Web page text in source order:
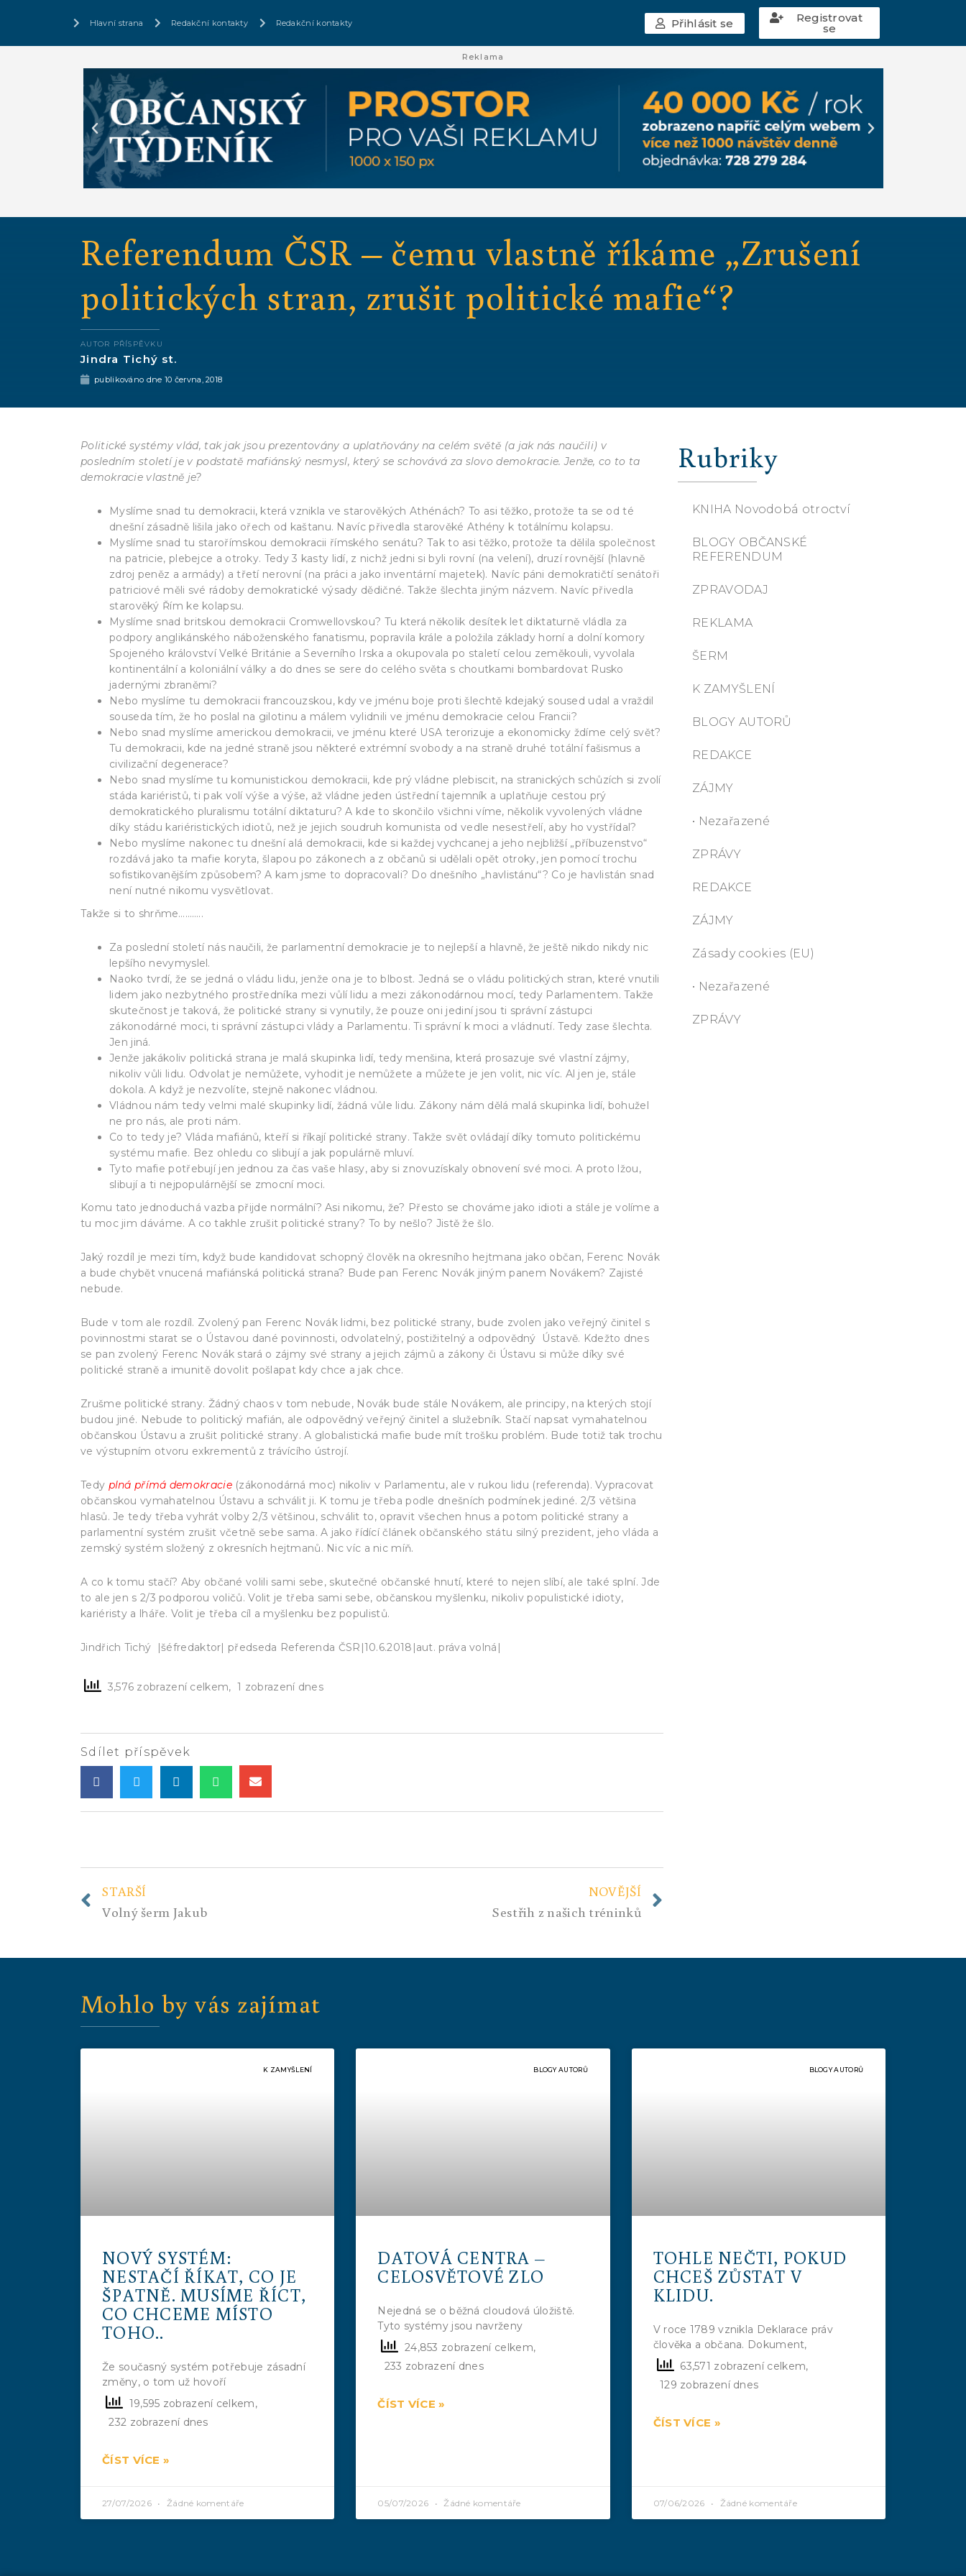
Hlavní strana Redakční kontakty Redakční kontakty Přihlásit se Registrovat
se
Reklama
Referendum ČSR – čemu vlastně říkáme „Zrušení
politických stran, zrušit politické mafie“?
AUTOR PŘÍSPĚVKU
Jindra Tichý st.
publikováno dne 10 června, 2018
Politické systémy vlád, tak jak jsou prezentovány a uplatňovány na celém světě (a jak nás naučili) v
posledním století je v podstatě mafiánský nesmysl, který se schovává za slovo demokracie. Jenže, co to ta
demokracie vlastně je?
Myslíme snad tu demokracii, která vznikla ve starověkých Athénách? To asi těžko, protože ta se od té
dnešní zásadně lišila jako ořech od kaštanu. Navíc přivedla starověké Athény k totálnímu kolapsu.
Myslíme snad tu starořímskou demokracii římského senátu? Tak to asi těžko, protože ta dělila společnost
na patricie, plebejce a otroky. Tedy 3 kasty lidí, z nichž jedni si byli rovní (na velení), druzí rovnější (hlavně
zdroj peněz a armády) a třetí nerovní (na práci a jako inventární majetek). Navíc páni demokratičtí senátoři
patriciové měli své rádoby demokratické výsady dědičné. Takže šlechta jiným názvem. Navíc přivedla
starověký Řím ke kolapsu.
Myslíme snad britskou demokracii Cromwellovskou? Tu která několik desítek let diktaturně vládla za
podpory anglikánského náboženského fanatismu, popravila krále a položila základy horní a dolní komory
Spojeného království Velké Británie a Severního Irska a okupovala po staletí celou zeměkouli, vyvolala
kontinentální a koloniální války a do dnes se sere do celého světa s choutkami bombardovat Rusko
jadernými zbraněmi?
Nebo myslíme tu demokracii francouzskou, kdy ve jménu boje proti šlechtě kdejaký soused udal a vraždil
souseda tím, že ho poslal na gilotinu a málem vylidnili ve jménu demokracie celou Francii?
Nebo snad myslíme americkou demokracii, ve jménu které USA terorizuje a ekonomicky ždíme celý svět?
Tu demokracii, kde na jedné straně jsou některé extrémní svobody a na straně druhé totální fašismus a
civilizační degenerace?
Nebo snad myslíme tu komunistickou demokracii, kde prý vládne plebiscit, na stranických schůzích si zvolí
stáda kariéristů, ti pak volí výše a výše, až vládne jeden ústřední tajemník a uplatňuje cestou prý
demokratického pluralismu totální diktaturu? A kde to skončilo všichni víme, několik vyvolených vládne
díky stádu kariéristických idiotů, než je jejich soudruh komunista od vedle nesestřelí, aby ho vystřídal?
Nebo myslíme nakonec tu dnešní alá demokracii, kde si každej vychcanej a jeho nejbližší „příbuzenstvo“
rozdává jako ta mafie koryta, šlapou po zákonech a z občanů si udělali opět otroky, jen pomocí trochu
sofistikovanějším způsobem? A kam jsme to dopracovali? Do dnešního „havlistánu“? Co je havlistán snad
není nutné nikomu vysvětlovat.
Takže si to shrňme………..
Za poslední století nás naučili, že parlamentní demokracie je to nejlepší a hlavně, že ještě nikdo nikdy nic
lepšího nevymyslel.
Naoko tvrdí, že se jedná o vládu lidu, jenže ona je to blbost. Jedná se o vládu politických stran, které vnutili
lidem jako nezbytného prostředníka mezi vůlí lidu a mezi zákonodárnou mocí, tedy Parlamentem. Takže
skutečnost je taková, že politické strany si vynutily, že pouze oni jediní jsou ti správní zástupci
zákonodárné moci, ti správní zástupci vlády a Parlamentu. Ti správní k moci a vládnutí. Tedy zase šlechta.
Jen jiná.
Jenže jakákoliv politická strana je malá skupinka lidí, tedy menšina, která prosazuje své vlastní zájmy,
nikoliv vůli lidu. Odvolat je nemůžete, vyhodit je nemůžete a můžete je jen volit, nic víc. Al jen je, stále
dokola. A když je nezvolíte, stejně nakonec vládnou.
Vládnou nám tedy velmi malé skupinky lidí, žádná vůle lidu. Zákony nám dělá malá skupinka lidí, bohužel
ne pro nás, ale proti nám.
Co to tedy je? Vláda mafiánů, kteří si říkají politické strany. Takže svět ovládají díky tomuto politickému
systému mafie. Bez ohledu co slibují a jak populárně mluví.
Tyto mafie potřebují jen jednou za čas vaše hlasy, aby si znovuzískaly obnovení své moci. A proto lžou,
slibují a ti nejpopulárnější se zmocní moci.
Komu tato jednoduchá vazba přijde normální? Asi nikomu, že? Přesto se chováme jako idioti a stále je volíme a
tu moc jim dáváme. A co takhle zrušit politické strany? To by nešlo? Jistě že šlo.
Jaký rozdíl je mezi tím, když bude kandidovat schopný člověk na okresního hejtmana jako občan, Ferenc Novák
a bude chybět vnucená mafiánská politická strana? Bude pan Ferenc Novák jiným panem Novákem? Zajisté
nebude.
Bude v tom ale rozdíl. Zvolený pan Ferenc Novák lidmi, bez politické strany, bude zvolen jako veřejný činitel s
povinnostmi starat se o Ústavou dané povinnosti, odvolatelný, postižitelný a odpovědný Ústavě. Kdežto dnes
se pan zvolený Ferenc Novák stará o zájmy své strany a jejich zájmů a zákony či Ústavu si může díky své
politické straně a imunitě dovolit pošlapat kdy chce a jak chce.
Zrušme politické strany. Žádný chaos v tom nebude, Novák bude stále Novákem, ale principy, na kterých stojí
budou jiné. Nebude to politický mafián, ale odpovědný veřejný činitel a služebník. Stačí napsat vymahatelnou
občanskou Ústavu a zrušit politické strany. A globalistická mafie bude mít trošku problém. Bude totiž tak trochu
ve výstupním otvoru exkrementů z trávícího ústrojí.
Tedy plná přímá demokracie (zákonodárná moc) nikoliv v Parlamentu, ale v rukou lidu (referenda). Vypracovat
občanskou vymahatelnou Ústavu a schválit ji. K tomu je třeba podle dnešních podmínek jediné. 2/3 většina
hlasů. Je tedy třeba vyhrát volby 2/3 většinou, schválit to, opravit všechen hnus a potom politické strany a
parlamentní systém zrušit včetně sebe sama. A jako řídící článek občanského státu silný prezident, jeho vláda a
zemský systém složený z okresních hejtmanů. Nic víc a nic míň.
A co k tomu stačí? Aby občané volili sami sebe, skutečné občanské hnutí, které to nejen slíbí, ale také splní. Jde
to ale jen s 2/3 podporou voličů. Volit je třeba sami sebe, občanskou myšlenku, nikoliv populistické idioty,
kariéristy a lháře. Volit je třeba cíl a myšlenku bez populistů.
Jindřich Tichý |šéfredaktor| předseda Referenda ČSR|10.6.2018|aut. práva volná|
3,576 zobrazení celkem, 1 zobrazení dnes
Sdílet příspěvek
STARŠÍ
Volný šerm Jakub
NOVĚJŠÍ
Sestřih z našich tréninků
Rubriky
KNIHA Novodobá otroctví
BLOGY OBČANSKÉ
REFERENDUM
ZPRAVODAJ
REKLAMA
ŠERM
K ZAMYŠLENÍ
BLOGY AUTORŮ
REDAKCE
ZÁJMY
• Nezařazené
ZPRÁVY
REDAKCE
ZÁJMY
Zásady cookies (EU)
• Nezařazené
ZPRÁVY
Mohlo by vás zajímat
K ZAMYŠLENÍ
NOVÝ SYSTÉM:
NESTAČÍ ŘÍKAT, CO JE
ŠPATNĚ. MUSÍME ŘÍCT,
CO CHCEME MÍSTO
TOHO..
Že současný systém potřebuje zásadní
změny, o tom už hovoří
19,595 zobrazení celkem,
232 zobrazení dnes
ČÍST VÍCE »
27/07/2026 Žádné komentáře
BLOGY AUTORŮ
DATOVÁ CENTRA –
CELOSVĚTOVÉ ZLO
Nejedná se o běžná cloudová úložiště.
Tyto systémy jsou navrženy
24,853 zobrazení celkem,
233 zobrazení dnes
ČÍST VÍCE »
05/07/2026 Žádné komentáře
BLOGY AUTORŮ
TOHLE NEČTI, POKUD
CHCEŠ ZŮSTAT V
KLIDU.
V roce 1789 vznikla Deklarace práv
člověka a občana. Dokument,
63,571 zobrazení celkem,
129 zobrazení dnes
ČÍST VÍCE »
07/06/2026 Žádné komentáře